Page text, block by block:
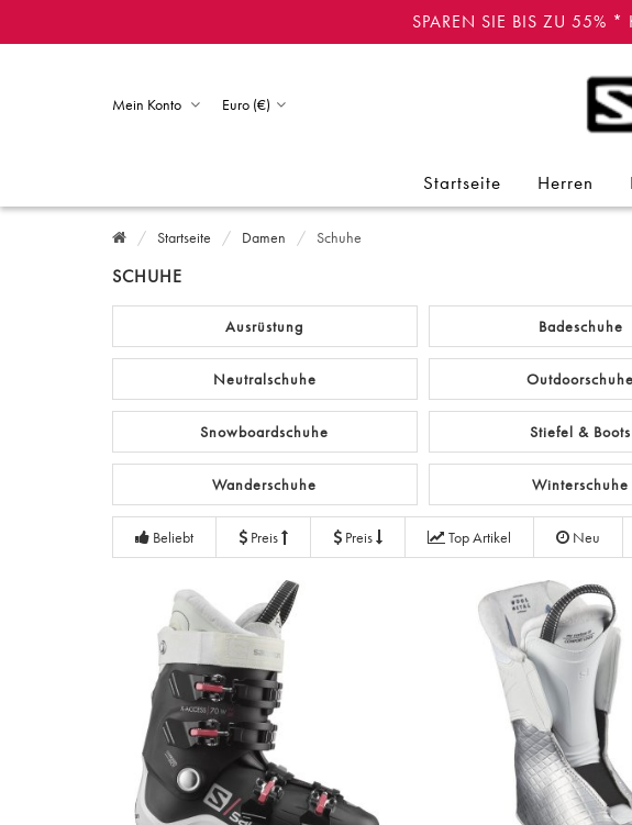
SPAREN SIE BIS ZU 55% *
Euro (€)
Mein Konto
Startseite Herren
Startseite Damen Schuhe
SCHUHE
Ausrüstung Badeschuhe
Neutralschuhe Outdoorschuhe
Snowboardschuhe Stiefel & Boots
Wanderschuhe Winterschuhe
Beliebt Preis Preis Top Artikel Neu